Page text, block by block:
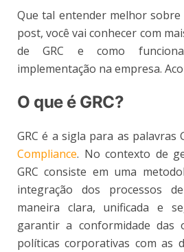
Que tal entender melhor sobre
post, você vai conhecer com
de GRC e como
implementação na empresa.
O que é GRC?
GRC é a sigla para as palavras
Compliance. No contexto de
GRC consiste em uma
integração dos processos
maneira clara, unificada e
garantir a conformidade das
políticas corporativas com as